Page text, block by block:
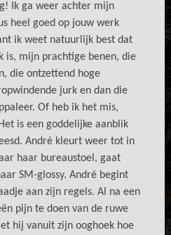
Ik ga weer achter mijn
heel goed op jouw werk
ik weet natuurlijk best dat
is, mijn prachtige benen, die
die ontzettend hoge
jurk en dan die
Of heb ik het mis,
is een goddelijke aanblik
André kleurt weer tot in
haar bureaustoel, gaat
SM-glossy. André begint
aan zijn regels. Al na een
pijn te doen van de ruwe
hij vanuit zijn ooghoek hoe